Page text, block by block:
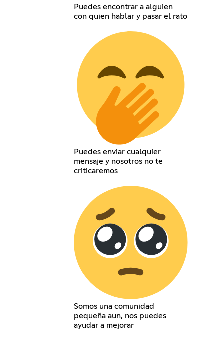
Puedes encontrar a alguien
con quien hablar y pasar el rato
Puedes enviar cualquier
mensaje y nosotros no te
criticaremos
Somos una comunidad
pequeña aun, nos puedes
ayudar a mejorar